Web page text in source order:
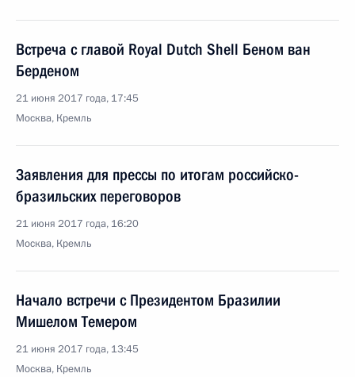
Встреча с главой Royal Dutch Shell Беном ван
Берденом
21 июня 2017 года, 17:45
Москва, Кремль
Заявления для прессы по итогам российско-
бразильских переговоров
21 июня 2017 года, 16:20
Москва, Кремль
Начало встречи с Президентом Бразилии
Мишелом Темером
21 июня 2017 года, 13:45
Москва, Кремль